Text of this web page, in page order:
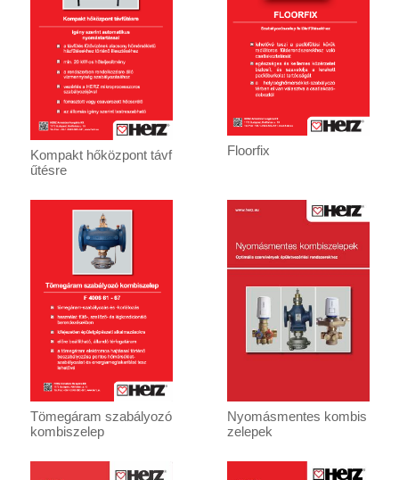
Kompakt hőközpont távf
űtésre
Floorfix
Tömegáram szabályozó
kombiszelep
Nyomásmentes kombis
zelepek